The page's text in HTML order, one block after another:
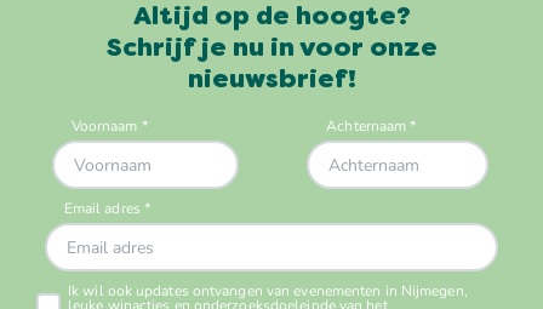
Altijd op de hoogte?
Schrijf je nu in voor onze
nieuwsbrief!